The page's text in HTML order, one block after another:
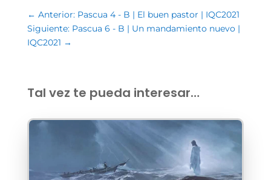
← Anterior: Pascua 4 - B | El buen pastor | IQC2021
Siguiente: Pascua 6 - B | Un mandamiento nuevo |
IQC2021 →
Tal vez te pueda interesar…